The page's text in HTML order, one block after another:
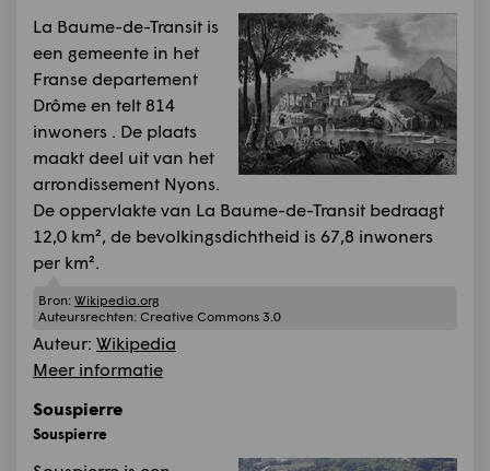
La Baume-de-Transit is
een gemeente in het
Franse departement
Drôme en telt 814
inwoners . De plaats
maakt deel uit van het
arrondissement Nyons.
De oppervlakte van La Baume-de-Transit bedraagt
12,0 km², de bevolkingsdichtheid is 67,8 inwoners
per km².
Bron: Wikipedia.org
Auteursrechten: Creative Commons 3.0
Auteur: Wikipedia
Meer informatie
Souspierre
Souspierre